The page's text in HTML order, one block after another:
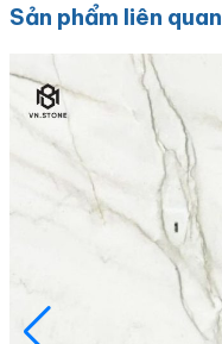
Sản phẩm liên quan